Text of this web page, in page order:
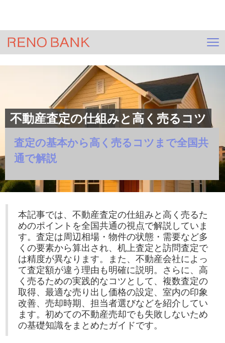
不動産査定の仕組みと高く売るコツ
査定の基本から高く売るコツまで全国共
通で解説
本記事では、不動産査定の仕組みと高く売るた
めのポイントを全国共通の視点で解説していま
す。査定は周辺相場・物件の状態・需要など多
くの要素から算出され、机上査定と訪問査定で
は精度が異なります。また、不動産会社によっ
て査定額が違う理由も明確に説明。さらに、高
く売るための実践的なコツとして、複数査定の
取得、最適な売り出し価格の設定、室内の印象
改善、売却時期、担当者選びなどを紹介してい
ます。初めての不動産売却でも失敗しないため
の基礎知識をまとめたガイドです。